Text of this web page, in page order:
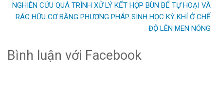
NGHIÊN CỨU QUÁ TRÌNH XỬ LÝ KẾT HỢP BÙN BỂ TỰ HOẠI VÀ
RÁC HỮU CƠ BẰNG PHƯƠNG PHÁP SINH HỌC KỲ KHÍ Ở CHẾ
ĐỘ LÊN MEN NÓNG
Bình luận với Facebook